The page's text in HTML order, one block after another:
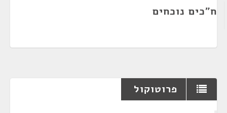
ח"כים נוכחים
פרוטוקול